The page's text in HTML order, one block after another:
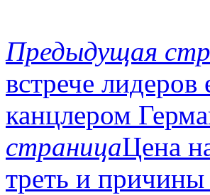
Предыдущая
встрече
канцлером
страницаЦена
треть и